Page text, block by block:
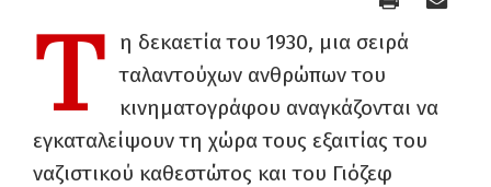
Τ
η δεκαετία του 1930, μια σειρά
ταλαντούχων ανθρώπων του
κινηματογράφου αναγκάζονται να
εγκαταλείψουν τη χώρα τους εξαιτίας του
ναζιστικού καθεστώτος και του Γιόζεφ